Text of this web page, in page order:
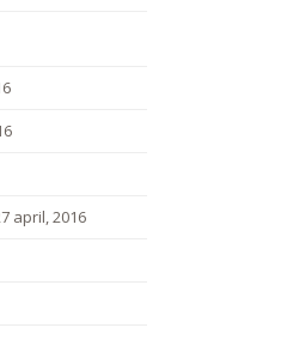
april, 2016